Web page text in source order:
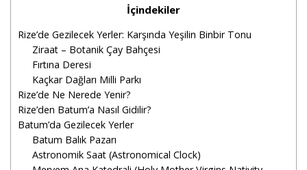
İçindekiler
Rize’de Gezilecek Yerler: Karşında Yeşilin Binbir Tonu
Ziraat – Botanik Çay Bahçesi
Fırtına Deresi
Kaçkar Dağları Milli Parkı
Rize’de Ne Nerede Yenir?
Rize’den Batum’a Nasıl Gidilir?
Batum’da Gezilecek Yerler
Batum Balık Pazarı
Astronomik Saat (Astronomical Clock)